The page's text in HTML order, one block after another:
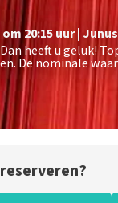
20:15uur|
heeft u geluk!
De nominale